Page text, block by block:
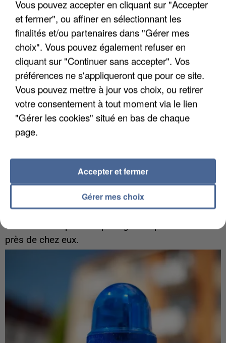
Trois personnes ont été placées en garde à vue.
4 août 2026
Le gouvernement et l’Ademe publient une carte
interactive des lieux...
Les habitants peuvent partager les points frais
près de chez eux.
Vous pouvez accepter en cliquant sur "Accepter
et fermer", ou affiner en sélectionnant les
finalités et/ou partenaires dans "Gérer mes
choix". Vous pouvez également refuser en
cliquant sur "Continuer sans accepter". Vos
préférences ne s'appliqueront que pour ce site.
Vous pouvez mettre à jour vos choix, ou retirer
votre consentement à tout moment via le lien
"Gérer les cookies" situé en bas de chaque
page.
Gérer mes choix
Accepter et fermer